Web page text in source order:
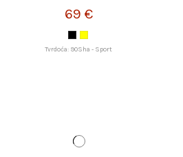
69 €
Tvrdoća: 90Sha - Sport